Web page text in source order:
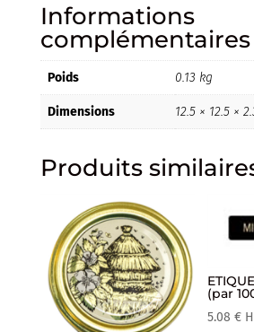
Informations
complémentaires
Poids 0.13 kg
Dimensions 12.5 × 12.5 ×
Produits
(par
5.08€